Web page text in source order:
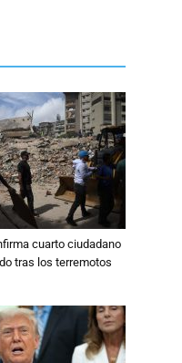
cuarto ciudadano
tras los terremotos